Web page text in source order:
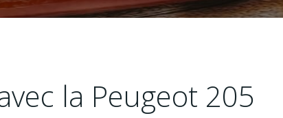
la Peugeot 205